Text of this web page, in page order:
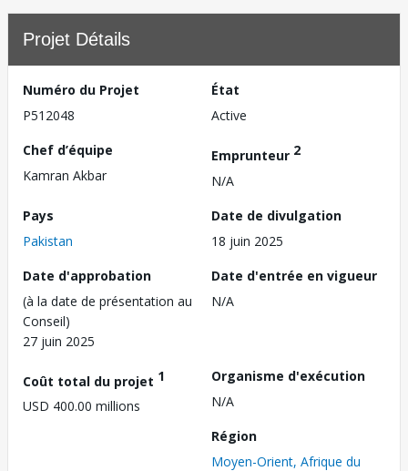
Projet Détails
Numéro du Projet
P512048
État
Active
Chef d’équipe
Kamran Akbar
Emprunteur 2
N/A
Pays
Pakistan
Date de divulgation
18 juin 2025
Date d'approbation
(à la date de présentation au
Conseil)
27 juin 2025
Date d'entrée en vigueur
N/A
Coût total du projet 1
USD 400.00 millions
Organisme d'exécution
N/A
Région
Moyen-Orient, Afrique du